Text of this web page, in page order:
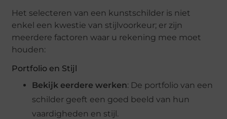
Het selecteren van een kunstschilder is niet
enkel een kwestie van stijlvoorkeur; er zijn
meerdere factoren waar u rekening mee moet
houden:
Portfolio en Stijl
Bekijk eerdere werken: De portfolio van een
schilder geeft een goed beeld van hun
vaardigheden en stijl.